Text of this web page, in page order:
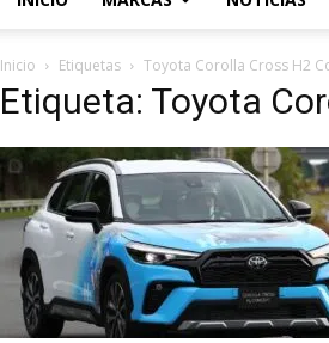
Inicio Etiquetas Toyota Corolla Cross H2
Etiqueta: Toyota